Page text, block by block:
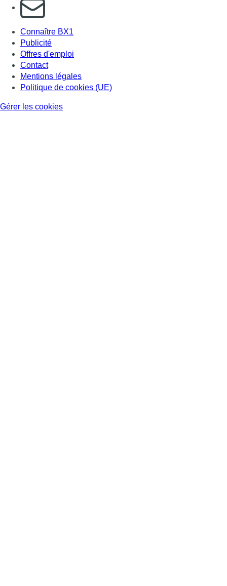
S'abonner à notre newsletter
Connaître BX1
Publicité
Offres d'emploi
Contact
Mentions légales
Politique de cookies (UE)
Gérer les cookies